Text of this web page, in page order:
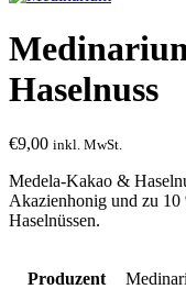
Haselnuss
€9,00 inkl. MwSt.
Medela-Kakao &
Akazienhonig und zu 10
Haselnüssen.
Produzent